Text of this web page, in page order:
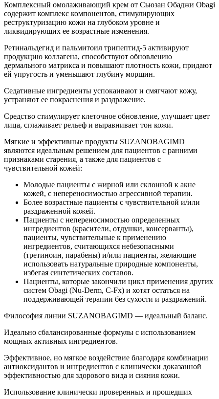
Комплексный омолаживающий крем от Сьюзан Обаджи Obagi
содержит комплекс компонентов, стимулирующих
реструктуризацию кожи на глубоком уровне и
ликвидирующих ее возрастные изменения.
Ретинальдегид и пальмитоил трипептид-5 активируют
продукцию коллагена, способствуют обновлению
дермального матрикса и повышают плотность кожи, придают
ей упругость и уменьшают глубину морщин.
Седативные ингредиенты успокаивают и смягчают кожу,
устраняют ее покраснения и раздражение.
Средство стимулирует клеточное обновление, улучшает цвет
лица, сглаживает рельеф и выравнивает тон кожи.
Мягкие и эффективные продукты SUZANOBAGIMD
являются идеальным решением для пациентов с ранними
признаками старения, а также для пациентов с
чувствительной кожей:
Молодые пациенты с жирной или склонной к акне
кожей, с непереносимостью агрессивной терапии.
Более возрастные пациенты с чувствительной и/или
раздраженной кожей.
Пациенты с непереносимостью определенных
ингредиентов (красители, отдушки, консерванты),
пациенты, чувствительные к применению
ингредиентов, считающихся небезопасными
(третиноин, парабены) и/или пациенты, желающие
использовать натуральные природные компоненты,
избегая синтетических составов.
Пациенты, которые закончили цикл применения других
систем Obagi (Nu-Derm, C-Fх) и хотят остаться на
поддерживающей терапии без сухости и раздражений.
Философия линии SUZANOBAGIMD — идеальный баланс.
Идеально сбалансированные формулы с использованием
мощных активных ингредиентов.
Эффективное, но мягкое воздействие благодаря комбинации
антиоксидантов и ингредиентов с клинически доказанной
эффективностью для здорового вида и сияния кожи.
Использование клинически проверенных и прошедших